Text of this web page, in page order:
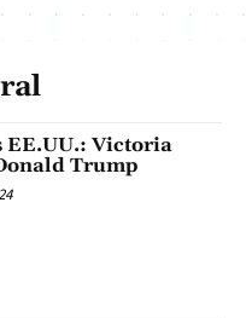
EE.UU.: Victoria
Trump